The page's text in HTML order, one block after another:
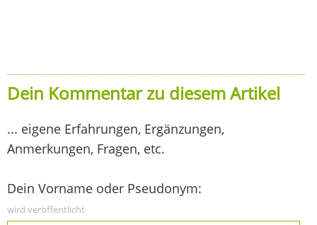
Dein Kommentar zu diesem Artikel
... eigene Erfahrungen, Ergänzungen,
Anmerkungen, Fragen, etc.
Dein Vorname oder Pseudonym:
wird veröffentlicht